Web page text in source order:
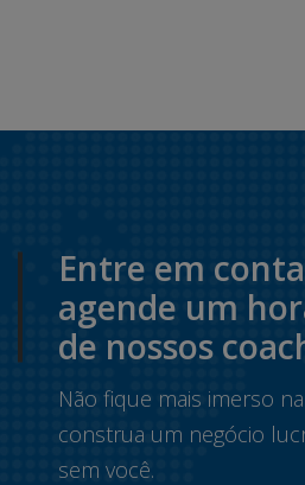
Entre em
agende um
de nossos
Não fique mais imerso
construa um negócio
sem você.